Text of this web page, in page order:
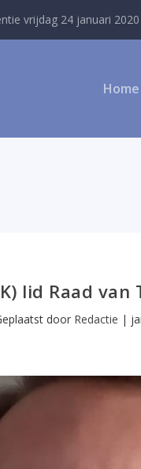
vrijdag 24 januari 2020
Home
lid Raad
door Redactie |